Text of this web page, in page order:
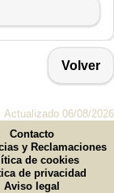
Volver
Actualizado 06/08/2026
Contacto
y Reclamaciones
de cookies
de privacidad
Aviso legal